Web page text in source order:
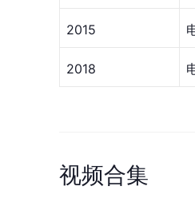
2015
2018
视频合集